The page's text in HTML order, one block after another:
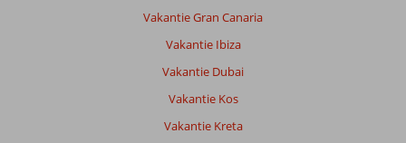
Vakantie Gran Canaria
Vakantie Ibiza
Vakantie Dubai
Vakantie Kos
Vakantie Kreta